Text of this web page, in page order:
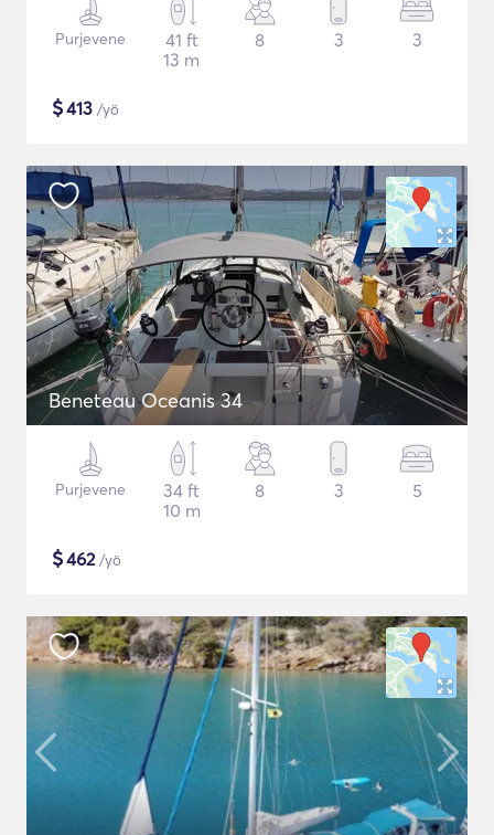
Purjevene
41 ft
13 m
8 3 3
$413 /yö
Beneteau Oceanis 34
Purjevene
34 ft
10 m
8 3 5
$462/yö